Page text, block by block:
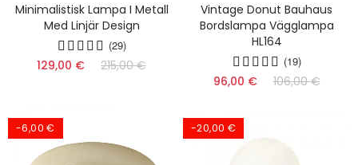
Minimalistisk Lampa I Metall
Med Linjär Design
(29)
129,00 € 215,00 €
Vintage Donut Bauhaus
Bordslampa Vägglampa
HL164
(19)
96,00 € 106,00 €
-6,00 € -20,00 €